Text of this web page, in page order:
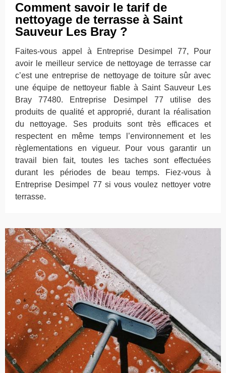
Comment savoir le tarif de
nettoyage de terrasse à Saint
Sauveur Les Bray ?
Faites-vous appel à Entreprise Desimpel 77, Pour
avoir le meilleur service de nettoyage de terrasse car
c’est une entreprise de nettoyage de toiture sûr avec
une équipe de nettoyeur fiable à Saint Sauveur Les
Bray 77480. Entreprise Desimpel 77 utilise des
produits de qualité et approprié, durant la réalisation
du nettoyage. Ses produits sont très efficaces et
respectent en même temps l’environnement et les
règlementations en vigueur. Pour vous garantir un
travail bien fait, toutes les taches sont effectuées
durant les périodes de beau temps. Fiez-vous à
Entreprise Desimpel 77 si vous voulez nettoyer votre
terrasse.